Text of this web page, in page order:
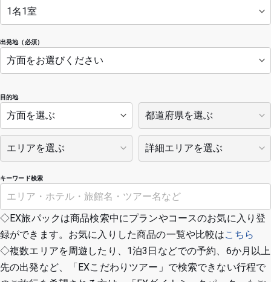
出発地（必須）
目的地
キーワード検索
◇EX旅パックは商品検索中にプランやコースのお気に入り登
録ができます。お気に入りした商品の一覧や比較はこちら
◇複数エリアを周遊したり、1泊3日などでの予約、6か月以上
先の出発など、「EXこだわりツアー」で検索できない行程で